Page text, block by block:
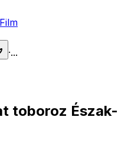
Film
·...
toboroz Észak-